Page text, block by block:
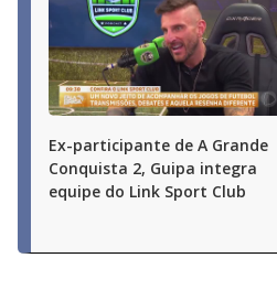
Ex-participante de A Grande
Conquista 2, Guipa integra
equipe do Link Sport Club